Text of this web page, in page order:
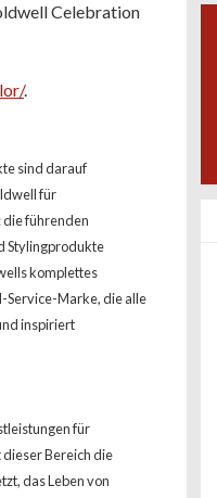
Celebration
.
sind darauf
für
die führenden
Stylingprodukte
komplettes
Service-Marke, die alle
inspiriert
für
Bereich die
das Leben von